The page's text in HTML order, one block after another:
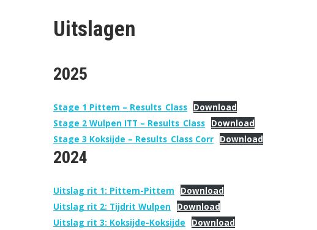
Uitslagen
2025
Stage 1 Pittem – Results_Class Download
Stage 2 Wulpen ITT – Results_Class Download
Stage 3 Koksijde – Results_Class Corr Download
2024
Uitslag rit 1: Pittem-Pittem
Download
Uitslag rit 2: Tijdrit Wulpen
Download
Uitslag rit 3: Koksijde-Koksijde
Download